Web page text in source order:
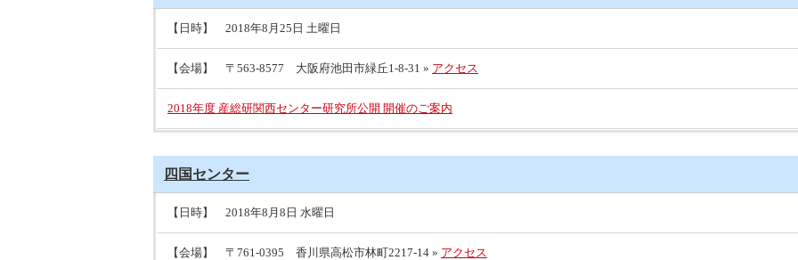
【日時】 2018年8月25日 土曜日
【会場】 〒563-8577 大阪府池田市緑丘1-8-31 » アクセス
2018年度 産総研関西センター研究所公開 開催のご案内
四国センター
【日時】 2018年8月8日 水曜日
【会場】 〒761-0395 香川県高松市林町2217-14 » アクセス